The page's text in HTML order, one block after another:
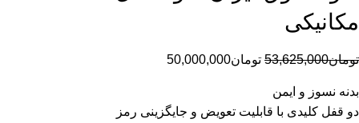
مکانیکی
تومان53,625,000 تومان50,000,000
بدنه نسوز و ایمن
دو قفل کلیدی با قابلیت تعویض و جایگزینی رمز